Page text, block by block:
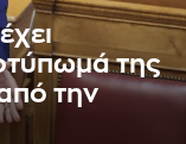
της
την